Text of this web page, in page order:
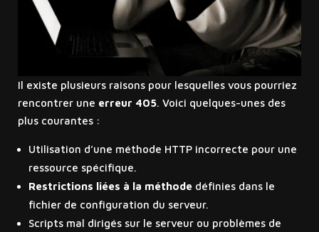
Il existe plusieurs raisons pour lesquelles vous pourriez
rencontrer une erreur 405. Voici quelques-unes des
plus courantes :
Utilisation d’une méthode HTTP incorrecte pour une
ressource spécifique.
Restrictions liées à la méthodedéfinies dans le
fichier de configuration du serveur.
Scripts mal dirigés sur le serveur ou problèmes de